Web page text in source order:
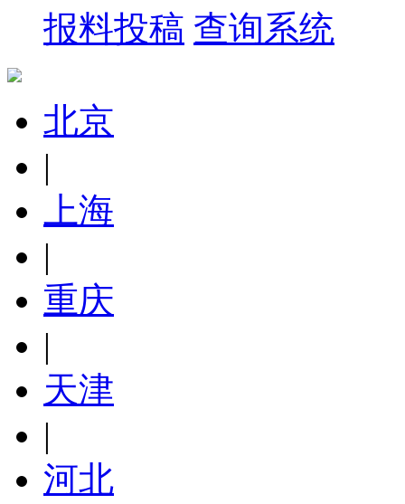
报料投稿 查询系统
北京
|
上海
|
重庆
|
天津
|
河北